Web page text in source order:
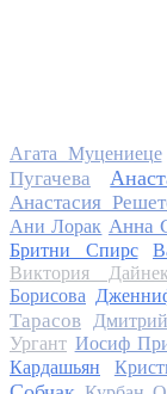
Агата Муцениеце
Пугачева
Анастасия
Ани Лорак Анна
Бритни Спирс
Виктория
Борисова
Тарасов
Ургант Иосиф
Кардашьян